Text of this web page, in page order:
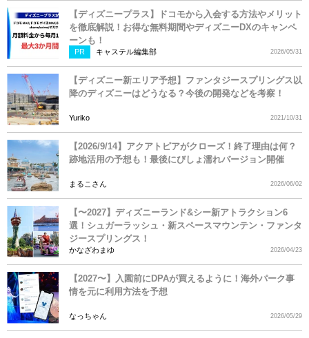
【ディズニープラス】ドコモから入会する方法やメリット
を徹底解説！お得な無料期間やディズニーDXのキャンペ
ーンも！
PR キャステル編集部 2026/05/31
【ディズニー新エリア予想】ファンタジースプリングス以
降のディズニーはどうなる？今後の開発などを考察！
Yuriko 2021/10/31
【2026/9/14】アクアトピアがクローズ！終了理由は何？
跡地活用の予想も！最後にびしょ濡れバージョン開催
まるこさん 2026/06/02
【〜2027】ディズニーランド&シー新アトラクション6
選！シュガーラッシュ・新スペースマウンテン・ファンタ
ジースプリングス！
かなざわまゆ 2026/04/23
【2027〜】入園前にDPAが買えるように！海外パーク事
情を元に利用方法を予想
なっちゃん 2026/05/29